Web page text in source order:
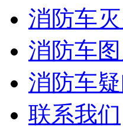
消防车
消防车
消防车
联系我们